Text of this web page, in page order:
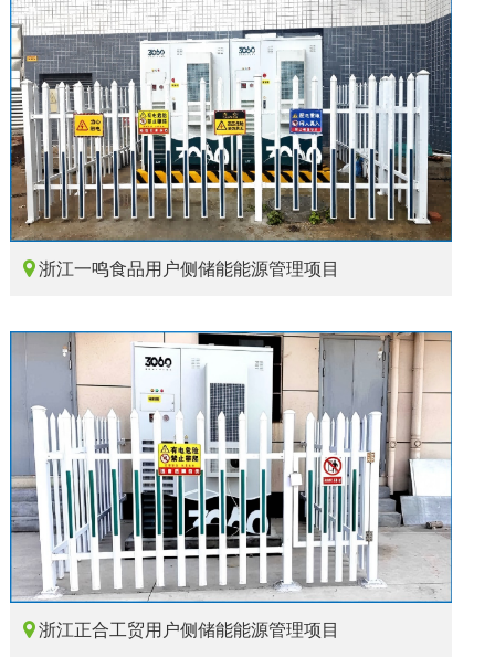
浙江一鸣食品用户侧储能能源管理项目
浙江正合工贸用户侧储能能源管理项目